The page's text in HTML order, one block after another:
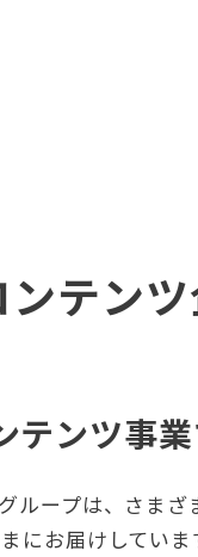
ンテン
テンツ事
ループは、さま
にお届けしてい